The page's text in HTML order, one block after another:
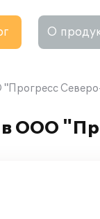
О
"Прогресс
ООО